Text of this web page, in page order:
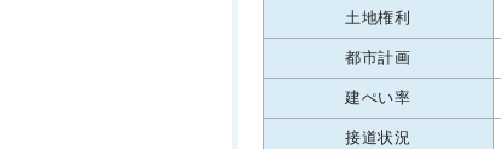
土地権利
都市計画
建ぺい率
接道状況